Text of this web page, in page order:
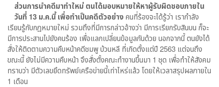
ส่วนการนำคดีมาทำใหม่ ตนได้มอบหมายให้หาผู้รับผิดชอบภายใน
วันที่ 13 ม.ค.นี้ เพื่อทำเป็นคดีตัวอย่างคนที่ร้องจะได้รู้ว่า เรากำลัง
เรียนรู้กับกฎหมายใหม่ รวมถึงที่มีการกล่าวอ้างว่า มีการเรียกรับสินบน ก็จะ
มีการประสานไปยังคนร้อง เพื่อแลกเปลี่ยนข้อมูลกันด้วย นอกจากนี้ ตนยังได้
สั่งให้ติดตามความคืบหน้าคดีชมพู บ้วนหลี ที่เกิดตั้งแต่ปี 2563 แต่จนถึง
ขณะนี้ ยังไม่มีความคืบหน้า จึงสั่งตั้งคณะทำงานขึ้นมา 1 ชุด เพื่อทำให้สังคม
ทราบว่า มีตัวเลขยึดทรัพย์เครือข่ายนี้เท่าไหร่แล้ว โดยให้เวลาสรุปผลภายใน
1 เดือน